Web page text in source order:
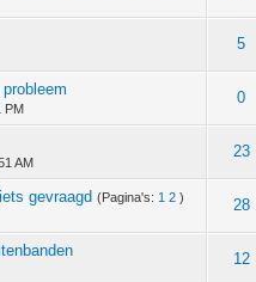
5
PM
0
AM
23
gevraagd (Pagina's: 1 2 )
28
12